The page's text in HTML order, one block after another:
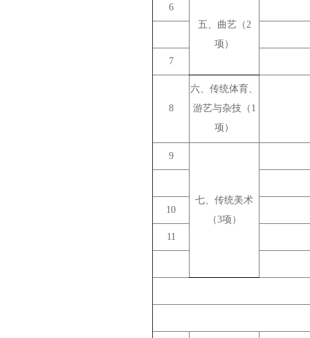
6
五、曲艺（2
项）
7
8
六、传统体育、
游艺与杂技（1
项）
9
七、传统美术
（3项）
10
11